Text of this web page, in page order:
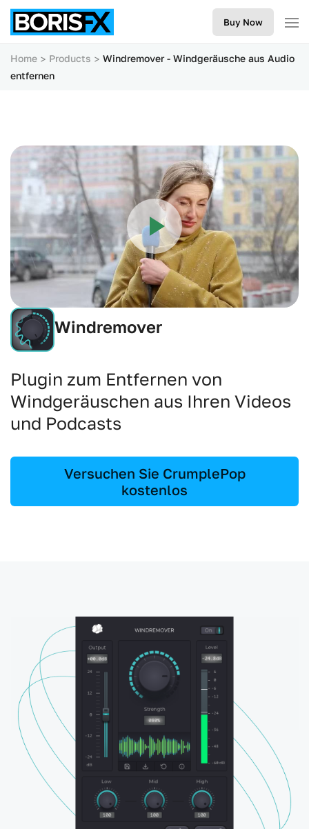
Buy Now
Home Products
Windremover - Windgeräusche aus Audio
entfernen
Windremover
Plugin zum Entfernen von
Windgeräuschen aus Ihren Videos
und Podcasts
Versuchen Sie CrumplePop
kostenlos